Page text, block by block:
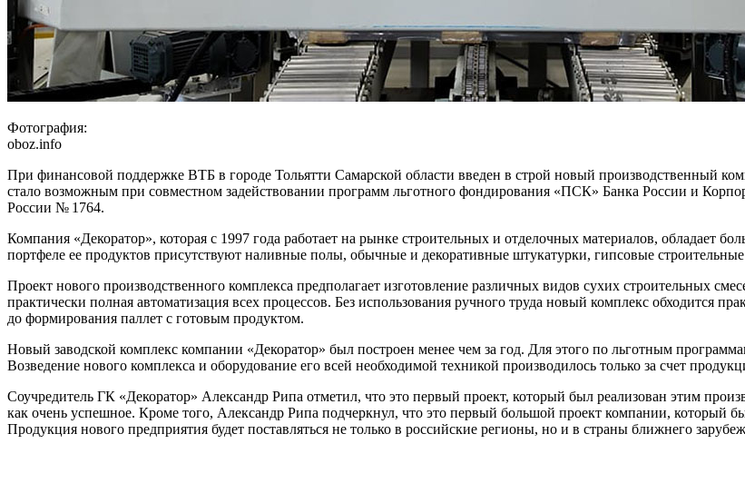
Фотография:
oboz.info
При финансовой поддержке ВТБ в городе Тольятти Самарской области введен в строй новый производственный
стало возможным при совместном задействовании программ льготного фондирования «ПСК» Банка России и
России № 1764.
Компания «Декоратор», которая с 1997 года работает на рынке строительных и отделочных материалов,
портфеле ее продуктов присутствуют наливные полы, обычные и декоративные штукатурки, гипсовые
Проект нового производственного комплекса предполагает изготовление различных видов сухих строительных
практически полная автоматизация всех процессов. Без использования ручного труда новый комплекс обходится
до формирования паллет с готовым продуктом.
Новый заводской комплекс компании «Декоратор» был построен менее чем за год. Для этого по льготным
Возведение нового комплекса и оборудование его всей необходимой техникой производилось только за счет
Соучредитель ГК «Декоратор» Александр Рипа отметил, что это первый проект, который был реализован этим
как очень успешное. Кроме того, Александр Рипа подчеркнул, что это первый большой проект компании, который
Продукция нового предприятия будет поставляться не только в российские регионы, но и в страны ближнего